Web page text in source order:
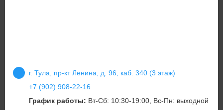
г. Тула, пр-кт Ленина, д. 96, каб. 340 (3 этаж)
+7 (902) 908-22-16
График работы: Вт-Сб: 10:30-19:00, Вс-Пн: выходной